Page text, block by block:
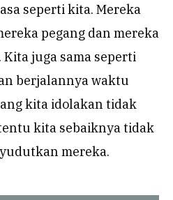
seperti kita. Mereka
pegang dan mereka
juga sama seperti
berjalannya waktu
kita idolakan tidak
kita sebaiknya tidak
mereka.